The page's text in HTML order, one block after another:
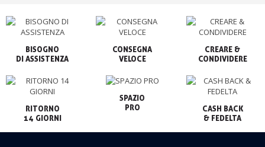
BISOGNO
CONSEGNA
VELOCE
CREARE &
CONDIVIDERE
RITORNO
14 GIORNI
SPAZIO
PRO
CASH BACK
& FEDELTA